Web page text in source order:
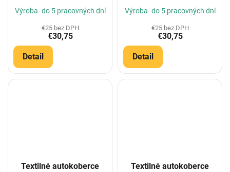
(Konfigurátor)
Výroba- do 5 pracovných dní
€25 bez DPH
€30,75
Detail
(Konfigurátor)
Výroba- do 5 pracovných dní
€25 bez DPH
€30,75
Detail
Textilné autokoberce
Textilné autokoberce